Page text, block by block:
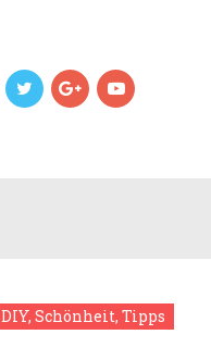
DIY, Schönheit, Tipps